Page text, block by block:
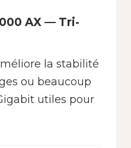
AX — Tri-
la stabilité
ou beaucoup
utiles pour